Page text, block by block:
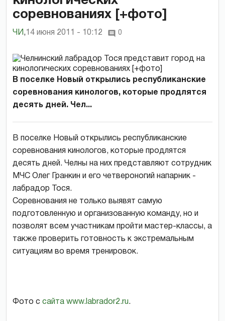
соревнованиях [+фото]
ЧИ , 14 июня 2011 - 10:12 0
В поселке Новый открылись республиканские
соревнования кинологов, которые продлятся
десять дней. Чел...
В поселке Новый открылись республиканские
соревнования кинологов, которые продлятся
десять дней. Челны на них представляют сотрудник
МЧС Олег Гранкин и его четвероногий напарник -
лабрадор Тося.
Соревнования не только выявят самую
подготовленную и организованную команду, но и
позволят всем участникам пройти мастер-классы, а
также проверить готовность к экстремальным
ситуациям во время тренировок.
Фото с сайта www.labrador2.ru.